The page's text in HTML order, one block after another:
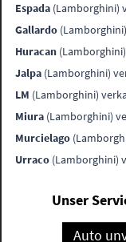
Espada (Lamborghini)
Gallardo
Huracan
Jalpa (Lamborghini)
LM (Lamborghini)
Miura (Lamborghini)
Murcielago
Urraco (Lamborghini)
Unser
Auto